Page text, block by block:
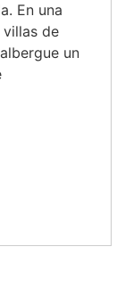
En una
de
un